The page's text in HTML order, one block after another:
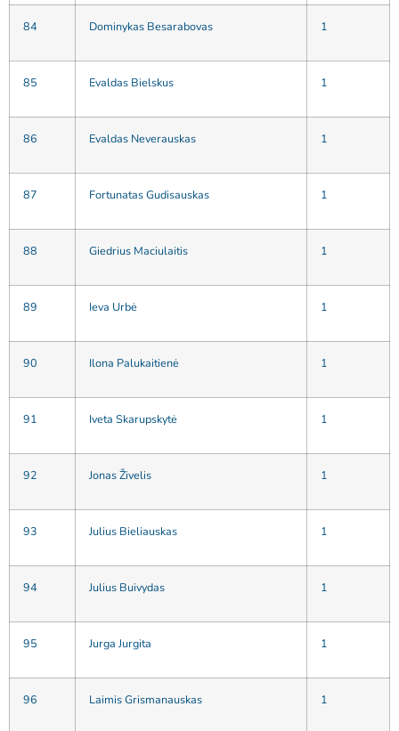
84 Dominykas Besarabovas 1
85 Evaldas Bielskus 1
86 Evaldas Neverauskas 1
87 Fortunatas Gudisauskas 1
88 Giedrius Maciulaitis 1
89 Ieva Urbė 1
90 Ilona Palukaitienė 1
91 Iveta Skarupskytė 1
92 Jonas Živelis 1
93 Julius Bieliauskas 1
94 Julius Buivydas 1
95 Jurga Jurgita 1
96 Laimis Grismanauskas 1